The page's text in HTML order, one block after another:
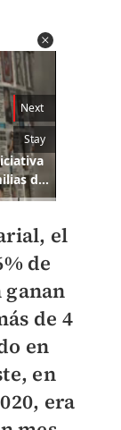
el
de
ganan
de 4
en
en
era